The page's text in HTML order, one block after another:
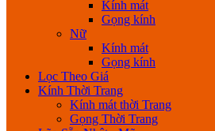
Kính mát
Gọng kính
Nữ
Kính mát
Gọng kính
Lọc Theo Giá
Kính Thời Trang
Kính mát thời Trang
Gọng Thời Trang